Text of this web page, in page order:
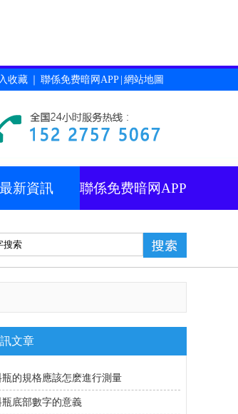
收藏 聯係免费暗网APP 網站地圖
最新資訊 聯係免费暗网APP
文章
瓶的規格應該怎麽進行測量
瓶底部數字的意義